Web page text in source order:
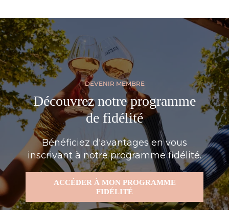
DEVENIR MEMBRE
Découvrez notre programme
de fidélité
Bénéficiez d'avantages en vous
inscrivant à notre programme fidélité.
ACCÉDER À MON PROGRAMME
FIDÉLITÉ